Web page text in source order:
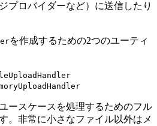
プロバイダーなど）に送信したり
を作成するための2つのユーティ
ースケースを処理するためのフル
。非常に小さなファイル以外はメ